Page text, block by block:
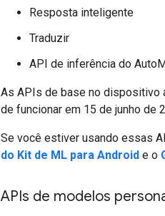
Resposta inteligente
Traduzir
API de inferência do
As APIs de base no dispositivo
de funcionar em 15 de junho de
Se você estiver usando essas
do Kit de ML para Android e o
APIs de modelos